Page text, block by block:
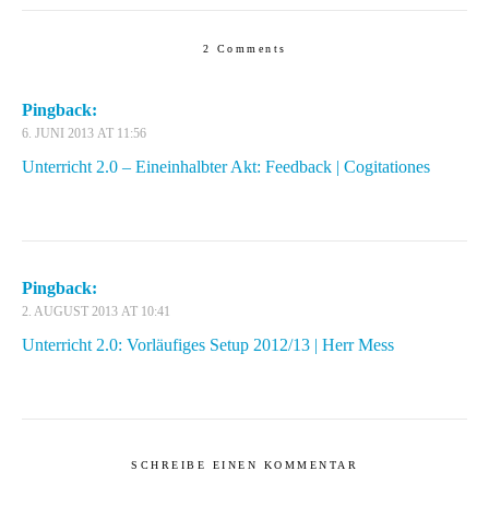
2 Comments
Pingback:
6. JUNI 2013 AT 11:56
Unterricht 2.0 – Eineinhalbter Akt: Feedback | Cogitationes
Pingback:
2. AUGUST 2013 AT 10:41
Unterricht 2.0: Vorläufiges Setup 2012/13 | Herr Mess
SCHREIBE EINEN KOMMENTAR